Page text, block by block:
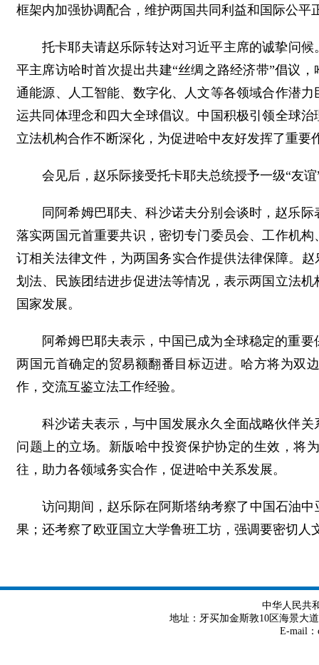
框架内加强协调配合，维护两国共同利益和国际公平
托卡耶夫请赵乐际转达对习近平主席的诚挚问
平主席访哈时首次提出共建“丝绸之路经济带”倡议
通能源、人工智能、数字化、人文等各领域合作潜
运共同体理念和四大全球倡议。中国积极引领全球
立法机构合作不断深化，为促进哈中友好发挥了重要
会见后，赵乐际接受托卡耶夫总统授予一级“友
同阿希姆巴耶夫、科沙诺夫分别会谈时，赵乐
落实两国元首重要共识，密切专门委员会、工作机
订相关法律文件，为两国务实合作提供法律保障。
划法、民族团结进步促进法等情况，表示两国立法
国家发展。
阿希姆巴耶夫表示，中国已成为全球稳定的重
两国元首确定的贸易额翻番目标迈进。哈方将为双
作，交流互鉴立法工作经验。
科沙诺夫表示，与中国发展永久全面战略伙伴
问题上的立场。新版哈中投资保护协定的生效，将
往，助力各领域务实合作，促进哈中关系发展。
访问期间，赵乐际在阿斯塔纳考察了中国石油
果；还考察了欧亚国立大学鲁班工坊，强调要密切人
中华人民共
地址：牙买加金斯敦10区海景大道
E-mail：